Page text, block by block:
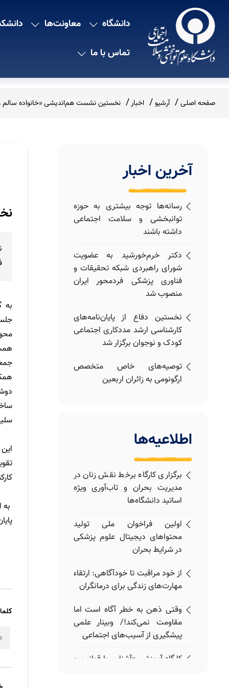
دانشگاه معاونت‌ها
تماس با ما
صفحه اصلی آرشیو اخبار نخستین نشست هم‌اندیشی «خانواده سالم
آخرین اخبار
رسانه‌ها توجه بیشتری به حوزه
توانبخشی و سلامت اجتماعی
داشته باشند
دکتر خرم‌خورشید به عضویت
شورای راهبردی شبکه تحقیقات و
فناوری پزشکی فردمحور ایران
منصوب شد
نخستین دفاع از پایان‌نامه‌های
کارشناسی ارشد مددکاری اجتماعی
کودک و نوجوان برگزار شد
توصیه‌های خاص متخصص
ارگونومی به زائران اربعین
اطلاعیه‌ها
برگزاری کارگاه برخط نقش زنان در
مدیریت بحران و تاب‌آوری ویژه
اساتید دانشگاه‌ها
اولین فراخوان ملی تولید
محتواهای دیجیتال علوم پزشکی
در شرایط بحران
از خود مراقبت تا خودآگاهی: ارتقاء
مهارت‌های زندگی برای درمانگران
وقتی ذهن به خطر آگاه است اما
مقاومت نمی‌کند!/ وبینار علمی
پیشگیری از آسیب‌های اجتماعی
کارگاه آموزشی «آشنایی با قوانین و
به